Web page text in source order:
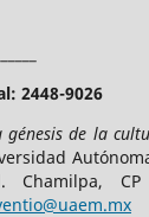
2448-9026
génesis de la
Chamilpa,